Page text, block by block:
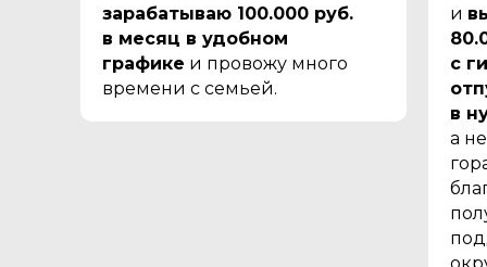
зарабатываю 100.000 руб.
в месяц в удобном
графике и провожу много
времени с семьей.
и
с
в
а